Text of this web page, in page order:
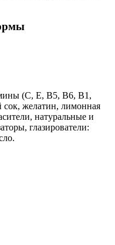
(С, Е, В5, В6, В1,
сок, желатин, лимонная
натуральные и
глазирователи: